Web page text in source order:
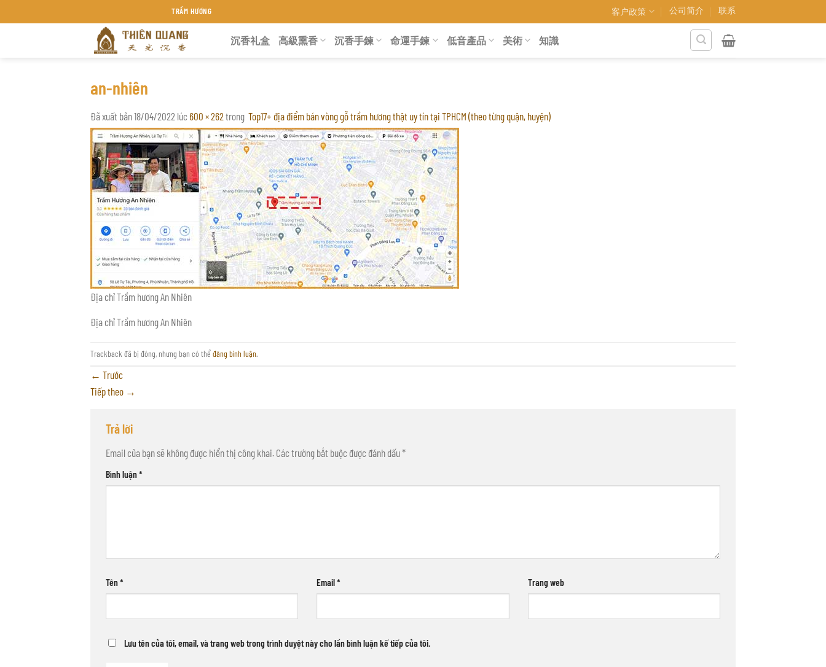
đến
TRẦM HƯƠNG THIÊN QUANG KHÁNH HÒA 客户政策 公司简介 联系
沉香礼盒 高級熏香 沉香手鍊 命運手鍊 低音產品 美術 知識
an-nhiên
Đã xuất bản18/04/2022 lúc 600 × 262 trong Top17+ địa điểm bán vòng gỗ trầm hương thật uy tín tại TPHCM (theo từng quận, huyện)
Địa chỉ Trầm hương An Nhiên
Địa chỉ Trầm hương An Nhiên
Trackback đã bị đóng, nhưng bạn có thểđăng bình luận.
← Trước
Tiếp theo →
Trả lời
Email của bạn sẽ không được hiển thị công khai. Các trường bắt buộc được đánh dấu*
Bình luận*
Tên* Email* Trang web
Lưu tên của tôi, email, và trang web trong trình duyệt này cho lần bình luận kế tiếp của tôi.